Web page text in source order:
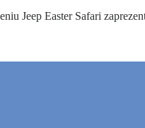
Jeep Easter Safari